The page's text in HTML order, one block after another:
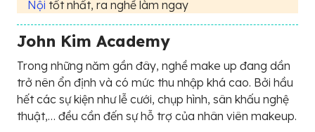
Nội tốt nhất, ra nghề làm ngay
John Kim Academy
Trong những năm gần đây, nghề make up đang dần
trở nên ổn định và có mức thu nhập khá cao. Bởi hầu
hết các sự kiện như lễ cưới, chụp hình, sân khấu nghệ
thuật,… đều cần đến sự hỗ trợ của nhân viên makeup.